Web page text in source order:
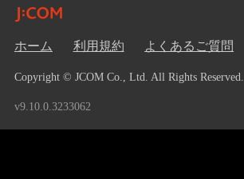
ホーム 利用規約 よくあるご質問
Copyright © JCOM Co., Ltd. All Rights Reserved.
v9.10.0.3233062